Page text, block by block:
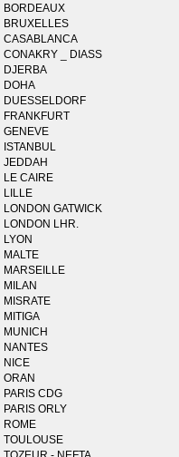
BORDEAUX
BRUXELLES
CASABLANCA
CONAKRY _ DIASS
DJERBA
DOHA
DUESSELDORF
FRANKFURT
GENEVE
ISTANBUL
JEDDAH
LE CAIRE
LILLE
LONDON GATWICK
LONDON LHR.
LYON
MALTE
MARSEILLE
MILAN
MISRATE
MITIGA
MUNICH
NANTES
NICE
ORAN
PARIS CDG
PARIS ORLY
ROME
TOULOUSE